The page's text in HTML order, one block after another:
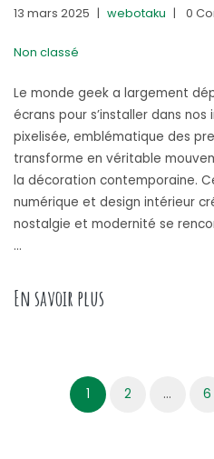
13 mars 2025 | webotaku | 0
Non classé
Le monde geek a largement
écrans pour s’installer dans nos
pixelisée, emblématique des
transforme en véritable
la décoration contemporaine.
numérique et design intérieur
nostalgie et modernité se
…
En savoir plus
Pagination des
1 2 … 6